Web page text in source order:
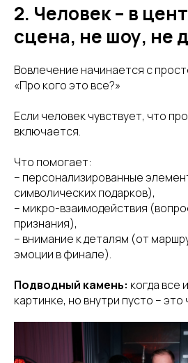
2. Человек – в
сцена, не шоу, не
Вовлечение начинается с
«Про кого это все?»
Если человек чувствует, что
включается.
Что помогает:
– персонализированные
символических подарков),
– микро-взаимодействия
признания),
– внимание к деталям (от
эмоции в финале).
Подводный камень: когда все
картинке, но внутри пусто – это